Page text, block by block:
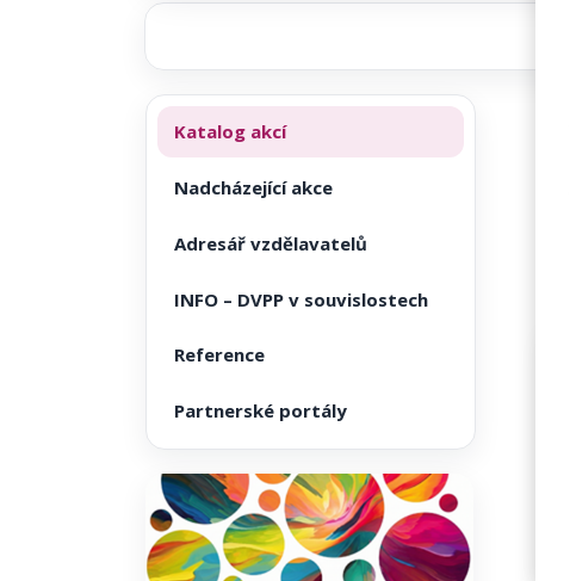
Katalog akcí
Nadcházející akce
Adresář vzdělavatelů
INFO – DVPP v souvislostech
Reference
Partnerské portály